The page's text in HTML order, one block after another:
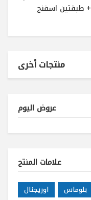
طبقتين اسفنج
منتجات أخرى
عروض اليوم
علامات المنتج
اوريجنال بلوماس